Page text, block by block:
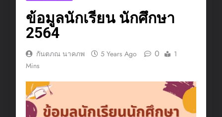
ข้อมูลนักเรียน นักศึกษา
2564
กันตภณ นาคภพ 5 Years Ago 0
1
Mins